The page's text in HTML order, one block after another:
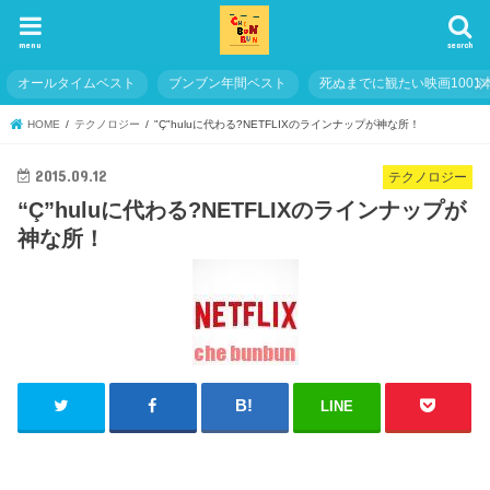
search
menu
オールタイムベスト ブンブン年間ベスト 死ぬまでに観たい映画1001
HOME テクノロジー "Ç"huluに代わる?NETFLIXのラインナップが神な所！
テクノロジー
2015.09.12
“Ç”huluに代わる?NETFLIXのラインナップが
神な所！
LINE